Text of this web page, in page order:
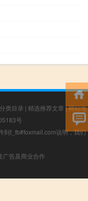
类目录 | 精选推荐文章 |网站地
号
到f_fb#foxmail.com说明，我们
广告及商业合作